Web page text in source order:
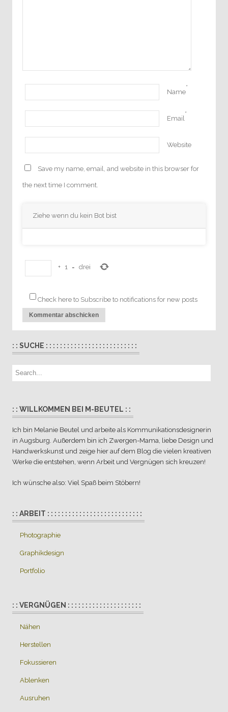
Name
*
Email
*
Website
Save my name, email, and website in this browser for
the next time I comment.
Ziehe wenn du kein Bot bist
+ 1 = drei
Check here to Subscribe to notifications for new posts
: : SUCHE : : : : : : : : : : : : : : : : : : : : : : : : : :
: : WILLKOMMEN BEI M-BEUTEL : :
Ich bin Melanie Beutel und arbeite als Kommunikationsdesignerin
in Augsburg. Außerdem bin ich Zwergen-Mama, liebe Design und
Handwerkskunst und zeige hier auf dem Blog die vielen kreativen
Werke die entstehen, wenn Arbeit und Vergnügen sich kreuzen!
Ich wünsche also: Viel Spaß beim Stöbern!
: : ARBEIT : : : : : : : : : : : : : : : : : : : : : : : : : : :
Photographie
Graphikdesign
Portfolio
: : VERGNÜGEN : : : : : : : : : : : : : : : : : : : : :
Nähen
Herstellen
Fokussieren
Ablenken
Ausruhen